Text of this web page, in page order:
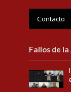
Contacto
Fallos de